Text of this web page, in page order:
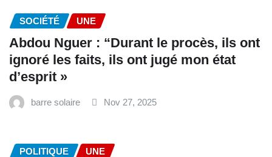
SOCIÉTÉ UNE
Abdou Nguer : “Durant le procès, ils ont
ignoré les faits, ils ont jugé mon état
d’esprit »
barre solaire Nov 27, 2025
POLITIQUE UNE